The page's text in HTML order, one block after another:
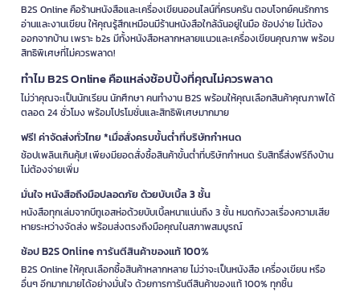
B2S Online คือร้านหนังสือและเครื่องเขียนออนไลน์ที่ครบครัน ตอบโจทย์คนรักการ
อ่านและงานเขียน ให้คุณรู้สึกเหมือนมีร้านหนังสือใกล้ฉันอยู่ในมือ ช้อปง่าย ไม่ต้อง
ออกจากบ้าน เพราะ b2s มีทั้งหนังสือหลากหลายแนวและเครื่องเขียนคุณภาพ พร้อม
สิทธิพิเศษที่ไม่ควรพลาด!
ทำไม B2S Online คือแหล่งช้อปปิ้งที่คุณไม่ควรพลาด
ไม่ว่าคุณจะเป็นนักเรียน นักศึกษา คนทำงาน B2S พร้อมให้คุณเลือกสินค้าคุณภาพได้
ตลอด 24 ชั่วโมง พร้อมโปรโมชั่นและสิทธิพิเศษมากมาย
ฟรี! ค่าจัดส่งทั่วไทย *เมื่อสั่งครบขั้นต่ำที่บริษัทกำหนด
ช้อปเพลินเกินคุ้ม! เพียงมียอดสั่งซื้อสินค้าขั้นต่ำที่บริษัทกำหนด รับสิทธิ์ส่งฟรีถึงบ้าน
ไม่ต้องจ่ายเพิ่ม
มั่นใจ หนังสือถึงมือปลอดภัย ด้วยบับเบิ้ล 3 ชั้น
หนังสือทุกเล่มจากบีทูเอสห่อด้วยบับเบิ้ลหนาแน่นถึง 3 ชั้น หมดกังวลเรื่องความเสีย
หายระหว่างจัดส่ง พร้อมส่งตรงถึงมือคุณในสภาพสมบูรณ์
ช้อป B2S Online การันตีสินค้าของแท้ 100%
B2S Online ให้คุณเลือกซื้อสินค้าหลากหลาย ไม่ว่าจะเป็นหนังสือ เครื่องเขียน หรือ
อื่นๆ อีกมากมายได้อย่างมั่นใจ ด้วยการการันตีสินค้าของแท้ 100% ทุกชิ้น